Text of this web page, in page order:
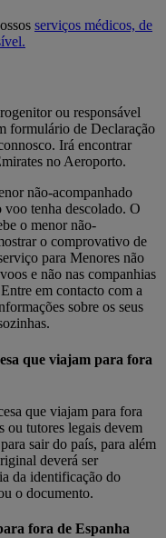
serviços médicos, de
ou responsável
formulário de Declaração
Irá encontrar
no Aeroporto.
não-acompanhado
tenha descolado. O
o menor não-
o comprovativo de
para Menores não
e não nas companhias
em contacto com a
sobre os seus
que viajam para fora
que viajam para fora
ou tutores legais devem
sair do país, para além
deverá ser
da identificação do
o documento.
fora de Espanha